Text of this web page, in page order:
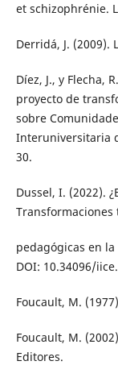
et schizophrénie.
Derridá, J. (2009).
Díez, J., y Flecha,
proyecto de
sobre
Interuniversitaria
30.
Dussel, I. (2022).
Transformaciones
pedagógicas en la
DOI: 10.34096/
Foucault, M.
Foucault, M.
Editores.